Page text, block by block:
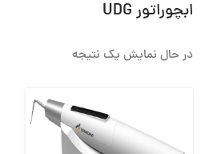
ابچوراتور UDG
در حال نمایش یک نتیجه